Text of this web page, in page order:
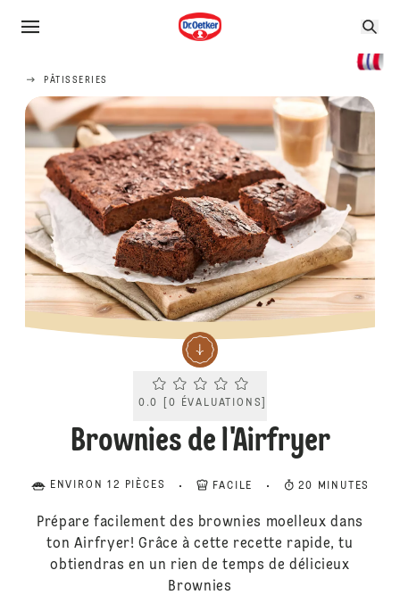
PÂTISSERIES
Current rating 0.0. Click to rate.
0.0 0 ÉVALUATIONS
Brownies de l'Airfryer
ENVIRON 12 PIÈCES FACILE 20 MINUTES
Prépare facilement des brownies moelleux dans
ton Airfryer! Grâce à cette recette rapide, tu
obtiendras en un rien de temps de délicieux
Brownies